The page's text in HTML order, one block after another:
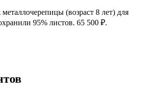
(возраст 8 лет) для
95% листов. 65 500 ₽.